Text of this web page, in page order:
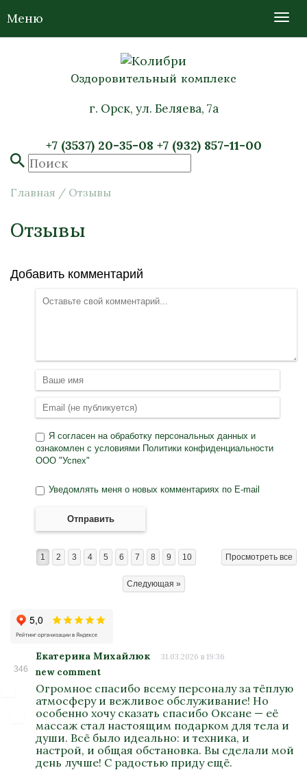
Оздоровительный комплекс
г. Орск, ул. Беляева, 7а
+7 (3537) 20-35-08 +7 (932) 857-11-00
Меню
Главная / Отзывы
Отзывы
Добавить комментарий
Я согласен наобработку персональных данных и
ознакомлен с условиями Политики конфиденциальности
ООО "Успех"
Уведомлять меня о новых комментариях по E-mail
Отправить
Просмотреть все
1 2 3 4 5 6 7 8 9 10
Следующая »
346
Екатерина Михайлюк 31.03.2026 в 19:36
new comment
Огромное спасибо всему персоналу за тёплую
атмосферу и вежливое обслуживание! Но
особенно хочу сказать спасибо Оксане — её
массаж стал настоящим подарком для тела и
души. Всё было идеально: и техника, и
настрой, и общая обстановка. Вы сделали мой
день лучше! С радостью приду ещё.